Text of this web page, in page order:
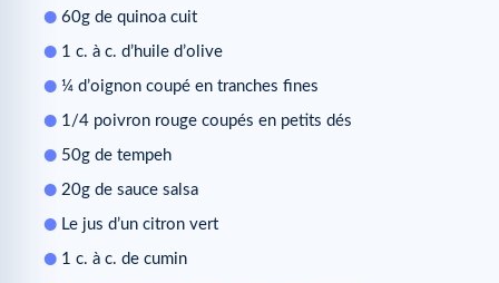
60g de quinoa cuit
1 c. à c. d’huile d’olive
¼ d’oignon coupé en tranches fines
1/4 poivron rouge coupés en petits dés
50g de tempeh
20g de sauce salsa
Le jus d’un citron vert
1 c. à c. de cumin